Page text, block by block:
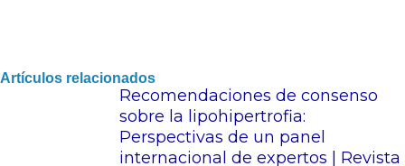
Artículos relacionados
Recomendaciones de consenso
sobre la lipohipertrofia:
Perspectivas de un panel
internacional de expertos | Revista